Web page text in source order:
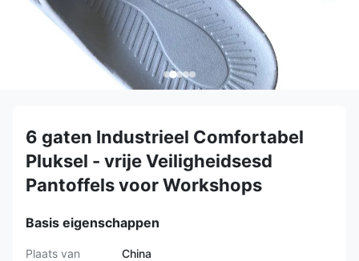
6 gaten Industrieel Comfortabel
Pluksel - vrije Veiligheidsesd
Pantoffels voor Workshops
Basis eigenschappen
Plaats van
China